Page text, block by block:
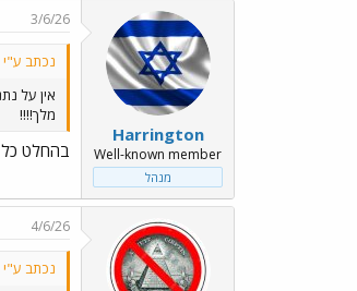
Harrington
Well-known member
מנהל
3/6/26
נכתב ע"י marabo:
אין על
מלך!!!!
בהחלט כל
4/6/26
נכתב ע"י marabo: